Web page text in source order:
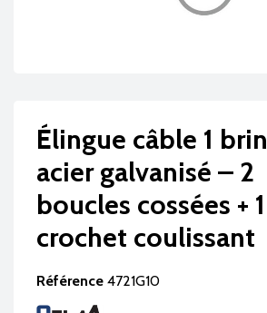
Élingue câble 1 brin
acier galvanisé – 2
boucles cossées + 1
crochet coulissant
Référence 4721G10